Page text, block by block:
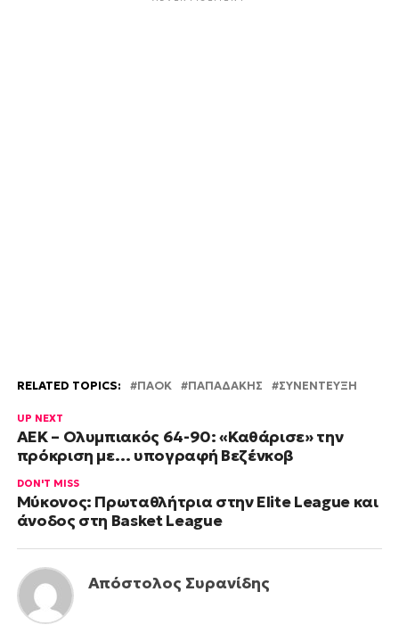
RELATED TOPICS: ΠΑΟΚ ΠΑΠΑΔΆΚΗΣ ΣΥΝΈΝΤΕΥΞΗ
UP NEXT
ΑΕΚ – Ολυμπιακός 64-90: «Καθάρισε» την
πρόκριση με… υπογραφή Βεζένκοβ
DON'T MISS
Μύκονος: Πρωταθλήτρια στην Elite League και
άνοδος στη Basket League
Απόστολος Συρανίδης